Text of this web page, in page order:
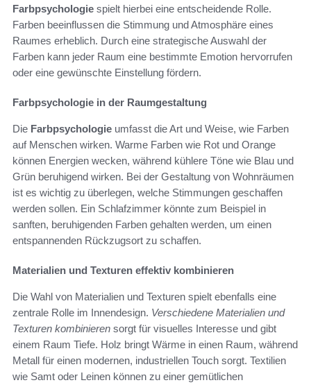
Farbpsychologie spielt hierbei eine entscheidende Rolle.
Farben beeinflussen die Stimmung und Atmosphäre eines
Raumes erheblich. Durch eine strategische Auswahl der
Farben kann jeder Raum eine bestimmte Emotion hervorrufen
oder eine gewünschte Einstellung fördern.
Farbpsychologie in der Raumgestaltung
Die Farbpsychologie umfasst die Art und Weise, wie Farben
auf Menschen wirken. Warme Farben wie Rot und Orange
können Energien wecken, während kühlere Töne wie Blau und
Grün beruhigend wirken. Bei der Gestaltung von Wohnräumen
ist es wichtig zu überlegen, welche Stimmungen geschaffen
werden sollen. Ein Schlafzimmer könnte zum Beispiel in
sanften, beruhigenden Farben gehalten werden, um einen
entspannenden Rückzugsort zu schaffen.
Materialien und Texturen effektiv kombinieren
Die Wahl von Materialien und Texturen spielt ebenfalls eine
zentrale Rolle im Innendesign. Verschiedene Materialien und
Texturen kombinieren sorgt für visuelles Interesse und gibt
einem Raum Tiefe. Holz bringt Wärme in einen Raum, während
Metall für einen modernen, industriellen Touch sorgt. Textilien
wie Samt oder Leinen können zu einer gemütlichen